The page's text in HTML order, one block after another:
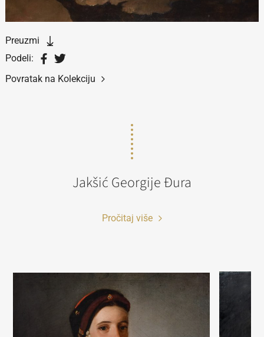
Preuzmi
Podeli:
Povratak na Kolekciju
Jakšić Georgije Đura
Pročitaj više